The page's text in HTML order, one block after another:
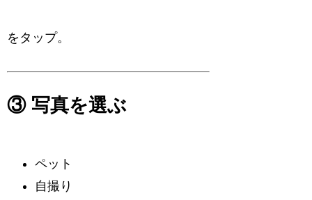
をタップ。
③ 写真を選ぶ
ペット
自撮り